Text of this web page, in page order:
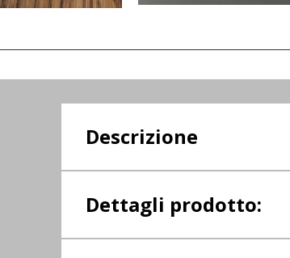
Descrizione
Dettagli prodotto: